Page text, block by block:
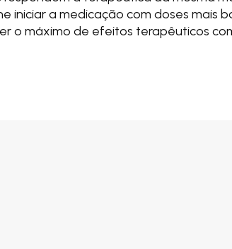
iniciar a medicação com doses mais
o máximo de efeitos terapêuticos